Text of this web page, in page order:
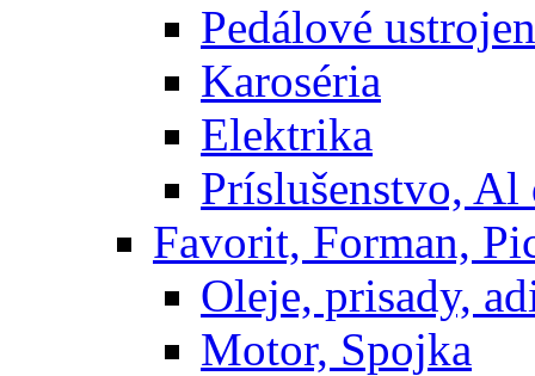
Pedálové
Karoséria
Elektrika
Príslušenstvo, Al
Favorit, Forman,
Oleje, prisady,
Motor, Spojka